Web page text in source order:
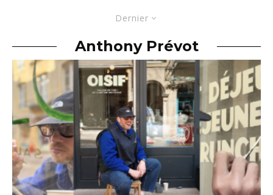
Dernier
Anthony Prévot